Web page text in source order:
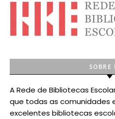
SOBRE
A Rede de Bibliotecas
que todas as comunidades
excelentes bibliotecas